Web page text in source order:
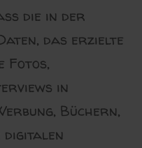
die in der
das erzielte
Fotos,
in
Büchern,
digitalen